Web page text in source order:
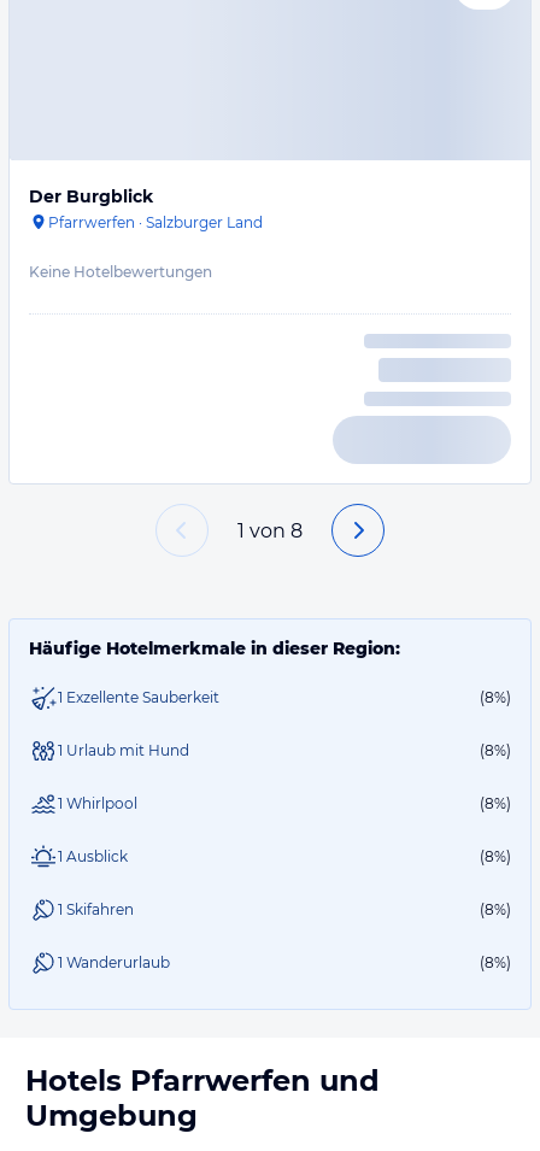
Der Burgblick
Pfarrwerfen · Salzburger Land
Keine Hotelbewertungen
1 von 8
Häufige Hotelmerkmale in dieser Region:
1 Exzellente Sauberkeit (8%)
1 Urlaub mit Hund (8%)
1 Whirlpool (8%)
1 Ausblick (8%)
1 Skifahren (8%)
1 Wanderurlaub (8%)
Hotels Pfarrwerfen und
Umgebung